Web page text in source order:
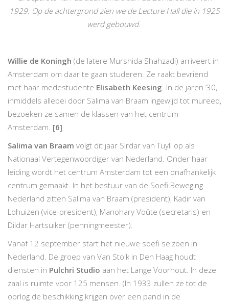
1929. Op de achtergrond zien we de Lecture Hall die in 1925
werd gebouwd.
Willie de Koningh (de latere Murshida Shahzadi) arriveert in
Amsterdam om daar te gaan studeren. Ze raakt bevriend
met haar medestudente Elisabeth Keesing. In de jaren ’30,
inmiddels allebei door Salima van Braam ingewijd tot mureed,
bezoeken ze samen de klassen van het centrum
Amsterdam. [6]
Salima van Braam volgt dit jaar Sirdar van Tuyll op als
Nationaal Vertegenwoordiger van Nederland. Onder haar
leiding wordt het centrum Amsterdam tot een onafhankelijk
centrum gemaakt. In het bestuur van de Soefi Beweging
Nederland zitten Salima van Braam (president), Kadir van
Lohuizen (vice-president), Manohary Voûte (secretaris) en
Dildar Hartsuiker (penningmeester).
Vanaf 12 september start het nieuwe soefi seizoen in
Nederland. De groep van Van Stolk in Den Haag houdt
diensten in Pulchri Studio aan het Lange Voorhout. In deze
zaal is ruimte voor 125 mensen. (In 1933 zullen ze tot de
oorlog de beschikking krijgen over een pand in de